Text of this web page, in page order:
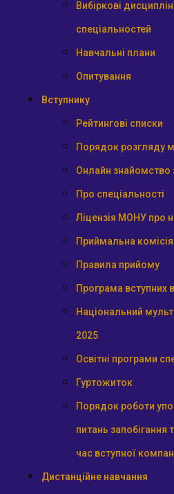
Вибіркові
спеціальностей
Навчальні плани
Опитування
Вступнику
Рейтингові списки
Порядок розгляду
Онлайн знайомство
Про спеціальності
Ліцензія МОНУ про
Приймальна комісія
Правила прийому
Програма вступних
Національний
2025
Освітні програми
Гуртожиток
Порядок роботи
питань запобігання
час вступної
Дистанційне навчання